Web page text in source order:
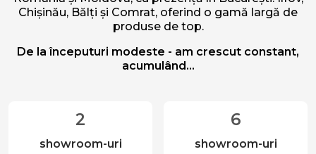
Chișinău, Bălți și Comrat, oferind o gamă largă de
produse de top.
De la începuturi modeste - am crescut constant,
acumulând...
2
showroom-uri
6
showroom-uri